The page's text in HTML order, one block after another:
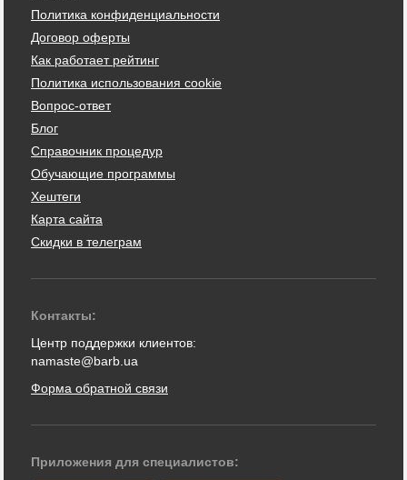
Политика конфиденциальности
Договор оферты
Как работает рейтинг
Политика использования cookie
Вопрос-ответ
Блог
Справочник процедур
Обучающие программы
Хештеги
Карта сайта
Скидки в телеграм
Контакты:
Центр поддержки клиентов:
namaste@barb.ua
Форма обратной связи
Приложения для специалистов: